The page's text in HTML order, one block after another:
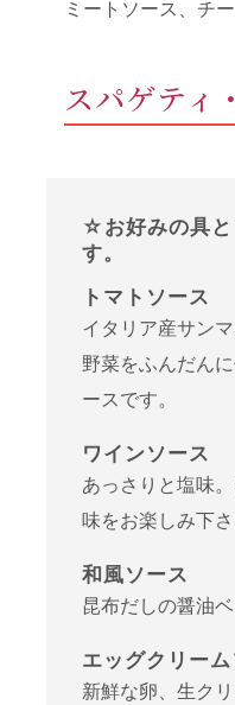
ミートソース、チ
スパゲティ
☆お好みの具と
す。
トマトソース
イタリア産サン
野菜をふんだん
ースです。
ワインソース
あっさりと塩味
味をお楽しみ下さ
和風ソース
昆布だしの醤油
エッグクリー
新鮮な卵、生ク